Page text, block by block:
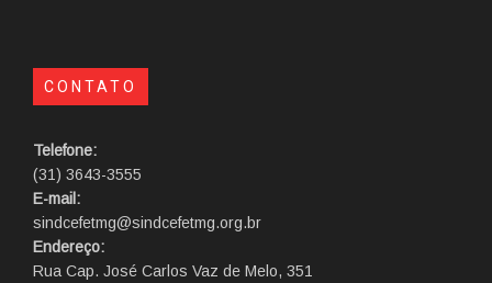
CONTATO
Telefone:
(31) 3643-3555
E-mail:
sindcefetmg@sindcefetmg.org.br
Endereço:
Rua Cap. José Carlos Vaz de Melo, 351